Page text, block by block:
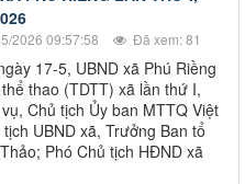
2026 09:57:58 Đã xem: 81
17-5, UBND xã Phú Riềng
thao (TDTT) xã lần thứ I,
Chủ tịch Ủy ban MTTQ Việt
UBND xã, Trưởng Ban tổ
Phó Chủ tịch HĐND xã